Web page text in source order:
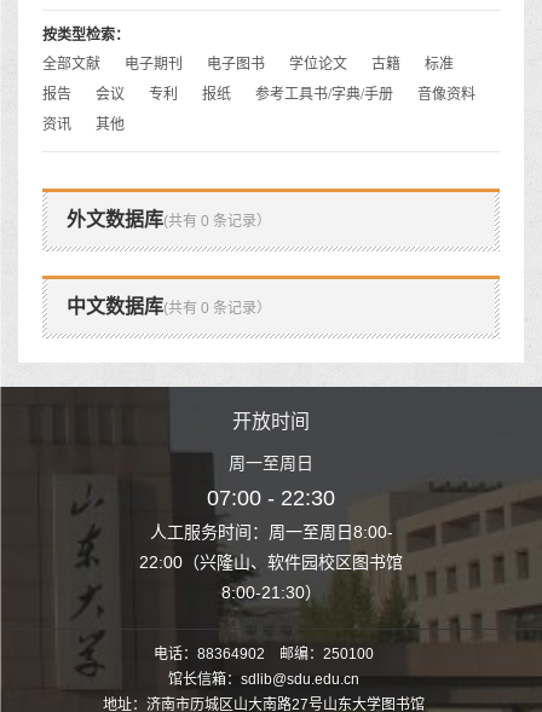
按类型检索：
全部文献
电子期刊 电子图书 学位论文 古籍
标准
报告
会议 专利 报纸 参考工具书/字典/手册
音像资料
资讯
其他
外文数据库(共有 0 条记录）
中文数据库(共有 0 条记录）
至周日8:00-
园校区图书馆
开放时间
周一至周日
07:00 - 22:30
人工服务时间：周一至周日8:00-
22:00（兴隆山、软件园校区图书馆
8:00-21:30）
人工服务时间
22:00（兴隆山
电话：88364902 邮编：250100
馆长信箱：sdlib@sdu.edu.cn
地址：济南市历城区山大南路27号山东大学图书馆